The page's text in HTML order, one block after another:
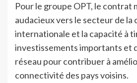
Pour le groupe OPT, le contrat
audacieux vers le secteur de
internationale et la capacité à
investissements importants et
réseau pour contribuer à
connectivité des pays voisins.